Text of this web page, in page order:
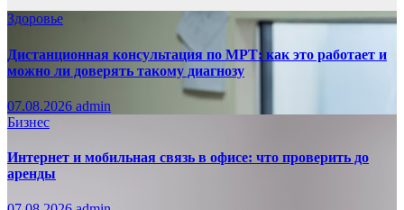
Здоровье
Дистанционная консультация по МРТ: как это работает и
можно ли доверять такому диагнозу
07.08.2026 admin
Бизнес
Интернет и мобильная связь в офисе: что проверить до
аренды